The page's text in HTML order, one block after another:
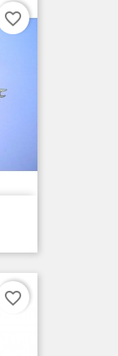
favorite_border
favorite_border